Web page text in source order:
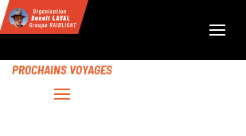
PROCHAINS VOYAGES